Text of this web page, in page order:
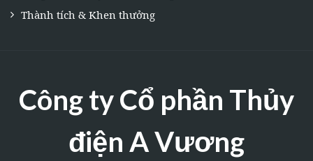
Thành tích & Khen thưởng
Công ty Cổ phần Thủy
điện A Vương